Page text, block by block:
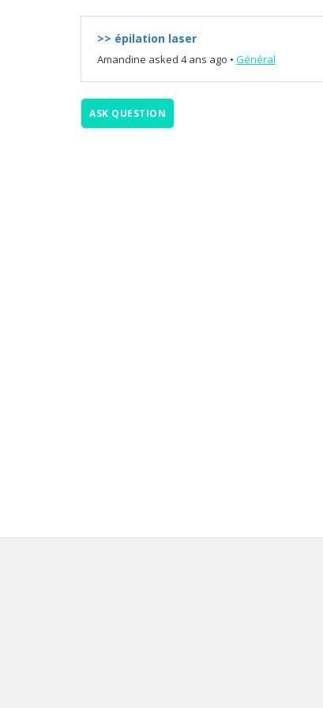
>> épilation laser
Amandine asked 4 ans ago • Général
ASK QUESTION